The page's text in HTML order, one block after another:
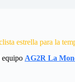
estrella para la
equipo AG2R La